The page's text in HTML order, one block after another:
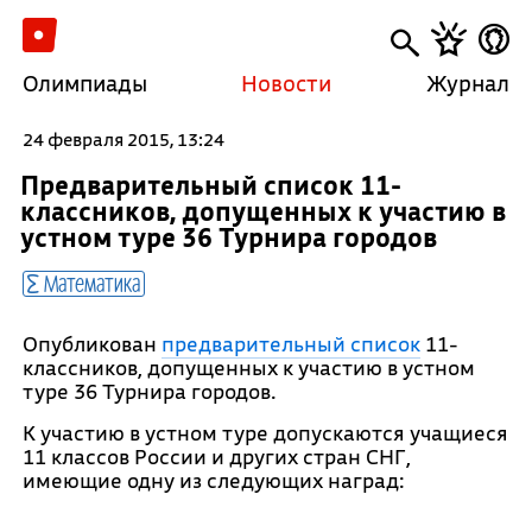
Олимпиады Новости Журнал
24 февраля 2015, 13:24
Предварительный список 11-
классников, допущенных к участию в
устном туре 36 Турнира городов
Математика
Опубликован предварительный список11-
классников, допущенных к участию в устном
туре 36 Турнира городов.
К участию в устном туре допускаются учащиеся
11 классов России и других стран СНГ,
имеющие одну из следующих наград: